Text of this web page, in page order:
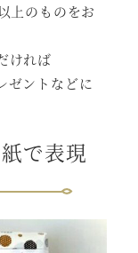
上のものをお
ければ
ゼントなどに
で表現